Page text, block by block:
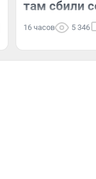
там сбили
16 часов 5 346